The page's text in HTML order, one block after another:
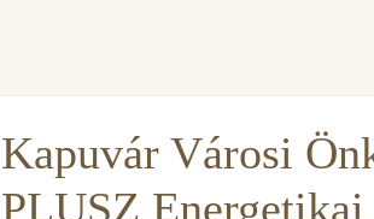
Kapuvár Városi
PLUSZ